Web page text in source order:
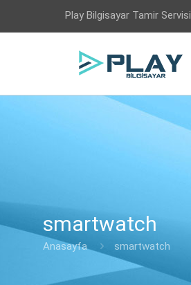
Play Bilgisayar Tamir Servisi
smartwatch
Anasayfa smartwatch